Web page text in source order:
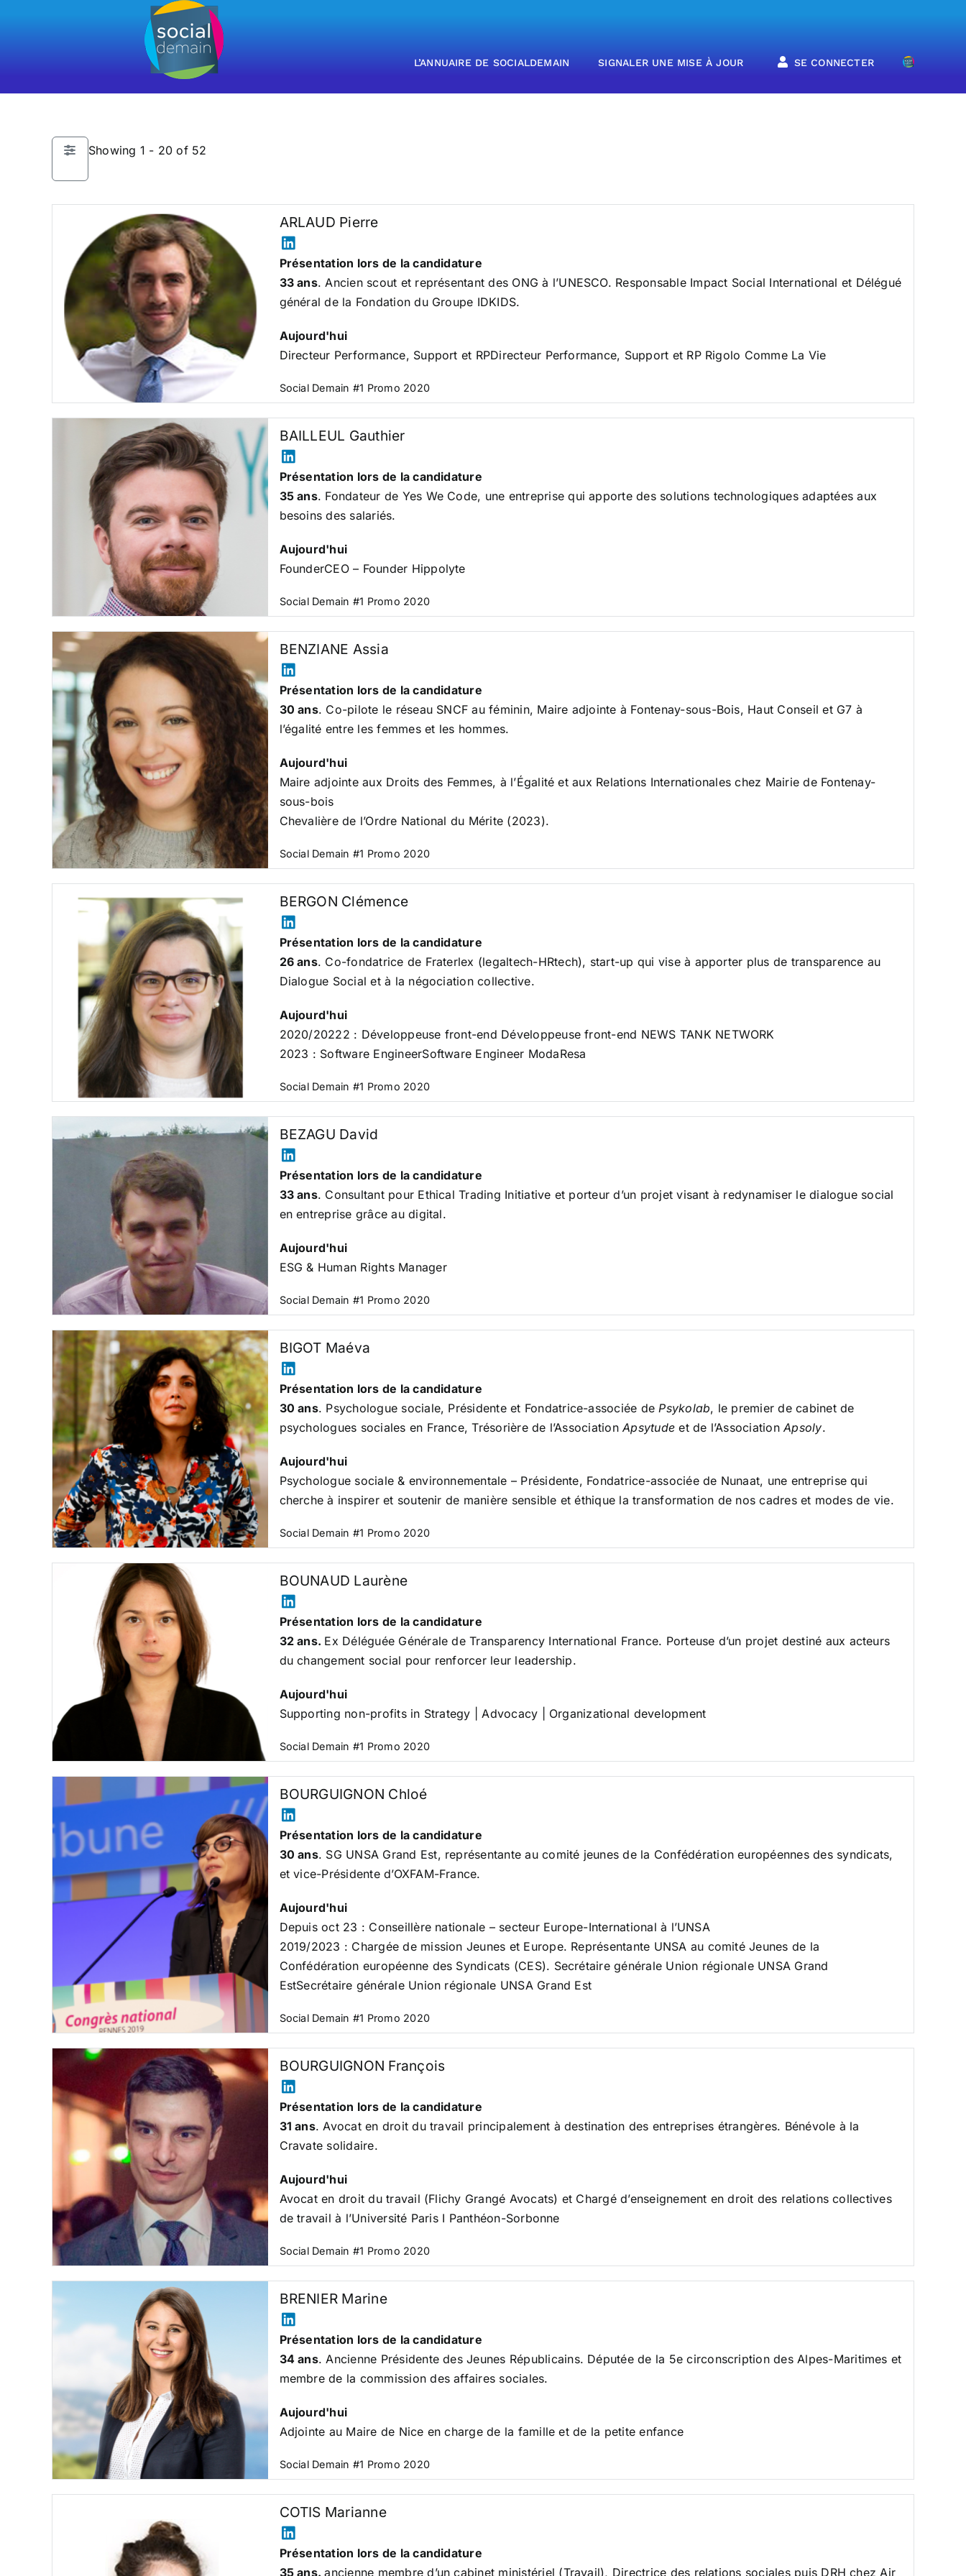
L’ANNUAIRE DE SOCIALDEMAIN SIGNALER UNE MISE À JOUR SE CONNECTER
Showing 1 - 20 of 52
ARLAUD Pierre
Présentation lors de la candidature
33 ans.Ancien scout et représentant des ONG à l’UNESCO. Responsable Impact Social International et Délégué
général de la Fondation du Groupe IDKIDS.
Aujourd'hui
Directeur Performance, Support et RPDirecteur Performance, Support et RP Rigolo Comme La Vie
Social Demain #1 Promo 2020
BAILLEUL Gauthier
Présentation lors de la candidature
35 ans. Fondateur de Yes We Code, une entreprise qui apporte des solutions technologiques adaptées aux
besoins des salariés.
Aujourd'hui
FounderCEO – Founder Hippolyte
Social Demain #1 Promo 2020
BENZIANE Assia
Présentation lors de la candidature
30 ans. Co-pilote le réseau SNCF au féminin, Maire adjointe à Fontenay-sous-Bois, Haut Conseil et G7 à
l’égalité entre les femmes et les hommes.
Aujourd'hui
Maire adjointe aux Droits des Femmes, à l’Égalité et aux Relations Internationales chez Mairie de Fontenay-
sous-bois
Chevalière de l’Ordre National du Mérite (2023).
Social Demain #1 Promo 2020
BERGON Clémence
Présentation lors de la candidature
26 ans. Co-fondatrice de Fraterlex (legaltech-HRtech), start-up qui vise à apporter plus de transparence au
Dialogue Social et à la négociation collective.
Aujourd'hui
2020/20222 : Développeuse front-end Développeuse front-end NEWS TANK NETWORK
2023 : Software EngineerSoftware Engineer ModaResa
Social Demain #1 Promo 2020
BEZAGU David
Présentation lors de la candidature
33 ans. Consultant pour Ethical Trading Initiative et porteur d’un projet visant à redynamiser le dialogue social
en entreprise grâce au digital.
Aujourd'hui
ESG & Human Rights Manager
Social Demain #1 Promo 2020
BIGOT Maéva
Présentation lors de la candidature
30 ans. Psychologue sociale, Présidente et Fondatrice-associée dePsykolab, le premier de cabinet de
psychologues sociales en France, Trésorière de l’AssociationApsytude et de l’AssociationApsoly.
Aujourd'hui
Psychologue sociale & environnementale – Présidente, Fondatrice-associée de Nunaat, une entreprise qui
cherche à inspirer et soutenir de manière sensible et éthique la transformation de nos cadres et modes de vie.
Social Demain #1 Promo 2020
BOUNAUD Laurène
Présentation lors de la candidature
32 ans. Ex Déléguée Générale deTransparency International France. Porteuse d’un projet destiné aux acteurs
du changement social pour renforcer leur leadership.
Aujourd'hui
Supporting non-profits in Strategy | Advocacy | Organizational development
Social Demain #1 Promo 2020
BOURGUIGNON Chloé
Présentation lors de la candidature
30 ans. SG UNSA Grand Est, représentante au comité jeunes de la Confédération européennes des syndicats,
et vice-Présidente d’OXFAM-France.
Aujourd'hui
Depuis oct 23 : Conseillère nationale – secteur Europe-International à l’UNSA
2019/2023 : Chargée de mission Jeunes et Europe. Représentante UNSA au comité Jeunes de la
Confédération européenne des Syndicats (CES). Secrétaire générale Union régionale UNSA Grand
EstSecrétaire générale Union régionale UNSA Grand Est
Social Demain #1 Promo 2020
BOURGUIGNON François
Présentation lors de la candidature
31 ans. Avocat en droit du travail principalement à destination des entreprises étrangères. Bénévole à la
Cravate solidaire.
Aujourd'hui
Avocat en droit du travail (Flichy Grangé Avocats) et Chargé d’enseignement en droit des relations collectives
de travail à l’Université Paris I Panthéon-Sorbonne
Social Demain #1 Promo 2020
BRENIER Marine
Présentation lors de la candidature
34 ans. Ancienne Présidente desJeunes Républicains. Députée de la 5e circonscription des Alpes-Maritimes et
membre de la commission des affaires sociales.
Aujourd'hui
Adjointe au Maire de Nice en charge de la famille et de la petite enfance
Social Demain #1 Promo 2020
COTIS Marianne
Présentation lors de la candidature
35 ans.ancienne membre d’un cabinet ministériel (Travail), Directrice des relations sociales puis DRH chez Air